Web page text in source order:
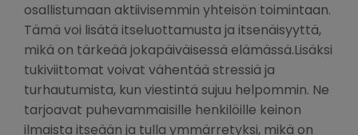
osallistumaan aktiivisemmin yhteisön toimintaan.
Tämä voi lisätä itseluottamusta ja itsenäisyyttä,
mikä on tärkeää jokapäiväisessä elämässä.Lisäksi
tukiviittomat voivat vähentää stressiä ja
turhautumista, kun viestintä sujuu helpommin. Ne
tarjoavat puhevammaisille henkilöille keinon
ilmaista itseään ja tulla ymmärretyksi, mikä on